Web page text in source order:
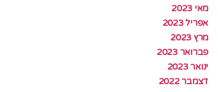
מאי 2023
אפריל 2023
מרץ 2023
פברואר 2023
ינואר 2023
דצמבר 2022